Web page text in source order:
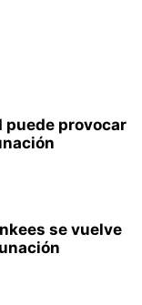
provocar
se vuelve